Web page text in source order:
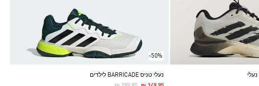
-50%
נעלי טניס BARRICADE לילדים